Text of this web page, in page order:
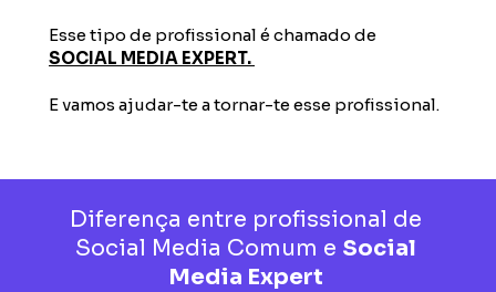
SOCIAL MEDIA EXPERT.
E vamos ajudar-te a tornar-te esse profissional.
Diferença entre profissional de
Social Media Comum e Social
Media Expert